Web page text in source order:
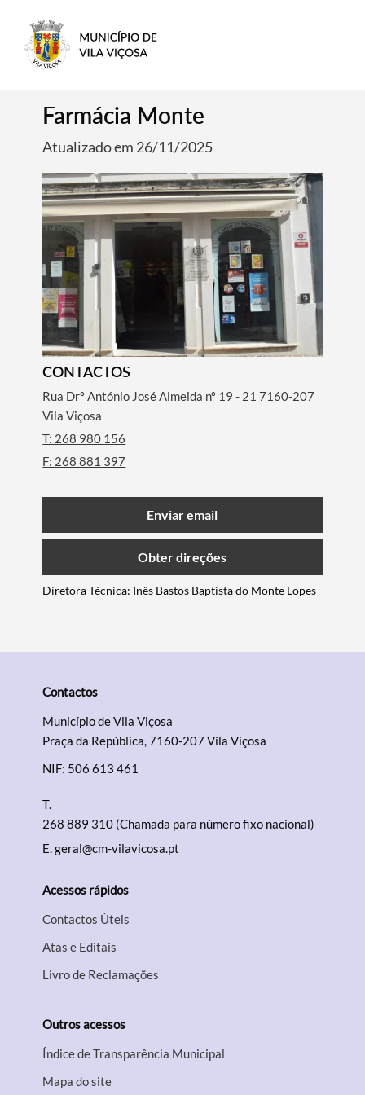
Termo de Pesquisa
Filtros
Farmácia Monte
Atualizado em 26/11/2025
CONTACTOS
Rua Drº António José Almeida nº 19 - 21 7160-207
Vila Viçosa
T: 268 980 156
F: 268 881 397
Enviar email
Obter direções
Diretora Técnica: Inês Bastos Baptista do Monte Lopes
Contactos
Município de Vila Viçosa
Praça da República, 7160-207 Vila Viçosa
NIF: 506 613 461
T.
268 889 310 (Chamada para número fixo nacional)
E.geral@cm-vilavicosa.pt
Acessos rápidos
Contactos Úteis
Atas e Editais
Livro de Reclamações
Outros acessos
Índice de Transparência Municipal
Mapa do site